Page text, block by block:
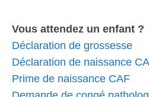
Vous attendez un enfant ?
Déclaration de grossesse
Déclaration de naissance
Prime de naissance CAF